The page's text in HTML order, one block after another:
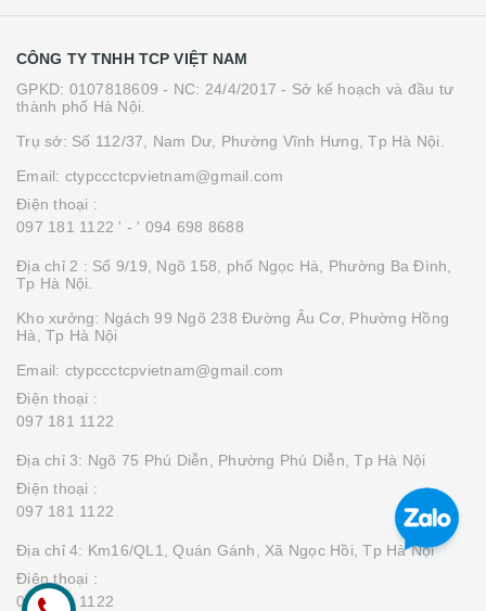
CÔNG TY TNHH TCP VIỆT NAM
GPKD: 0107818609 - NC: 24/4/2017 - Sở kế hoạch và đầu tư
thành phố Hà Nội.
Trụ sở: Số 112/37, Nam Dư, Phường Vĩnh Hưng, Tp Hà Nội.
Email: ctypccctcpvietnam@gmail.com
Điện thoại :
097 181 1122 ' - ' 094 698 8688
Địa chỉ 2 : Số 9/19, Ngõ 158, phố Ngọc Hà, Phường Ba Đình,
Tp Hà Nội.
Kho xưởng: Ngách 99 Ngõ 238 Đường Âu Cơ, Phường Hồng
Hà, Tp Hà Nội
Email: ctypccctcpvietnam@gmail.com
Điện thoại :
097 181 1122
Địa chỉ 3: Ngõ 75 Phú Diễn, Phường Phú Diễn, Tp Hà Nội
Điện thoại :
097 181 1122
Địa chỉ 4: Km16/QL1, Quán Gánh, Xã Ngọc Hồi, Tp Hà Nội
Điện thoại :
097 181 1122